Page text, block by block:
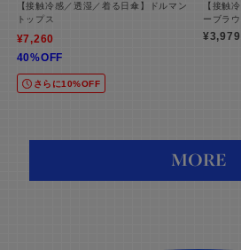
【接触冷感／透湿／着る日傘】ドルマン
トップス
¥7,260
40%OFF
さらに10%OFF
【接触
ーブラ
／洗濯
¥3,979
MORE